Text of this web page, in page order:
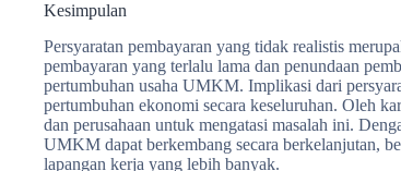
Kesimpulan
Persyaratan pembayaran yang tidak realistis
pembayaran yang terlalu lama dan penundaan
pertumbuhan usaha UMKM. Implikasi dari
pertumbuhan ekonomi secara keseluruhan. Oleh
dan perusahaan untuk mengatasi masalah ini.
UMKM dapat berkembang secara berkelanjutan,
lapangan kerja yang lebih banyak.